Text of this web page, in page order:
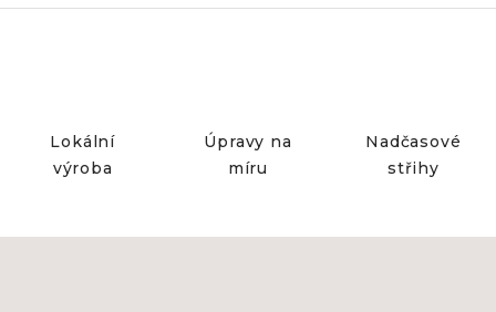
Lokální
výroba
Úpravy na
míru
Nadčasové
střihy